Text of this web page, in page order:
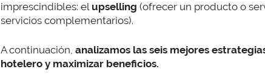
imprescindibles: el upselling (ofrecer un producto o
servicios complementarios).
A continuación, analizamos las seis mejores
hotelero y maximizar beneficios.